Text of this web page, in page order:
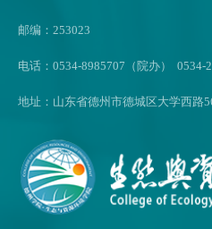
邮编：253023
电话：0534-8985707（院办） 0534-
地址：山东省德州市德城区大学西路